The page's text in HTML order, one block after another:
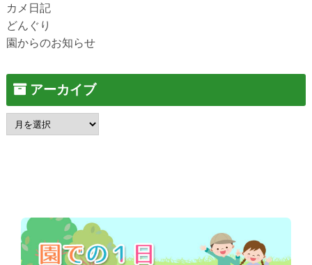
カメ日記
どんぐり
園からのお知らせ
アーカイブ